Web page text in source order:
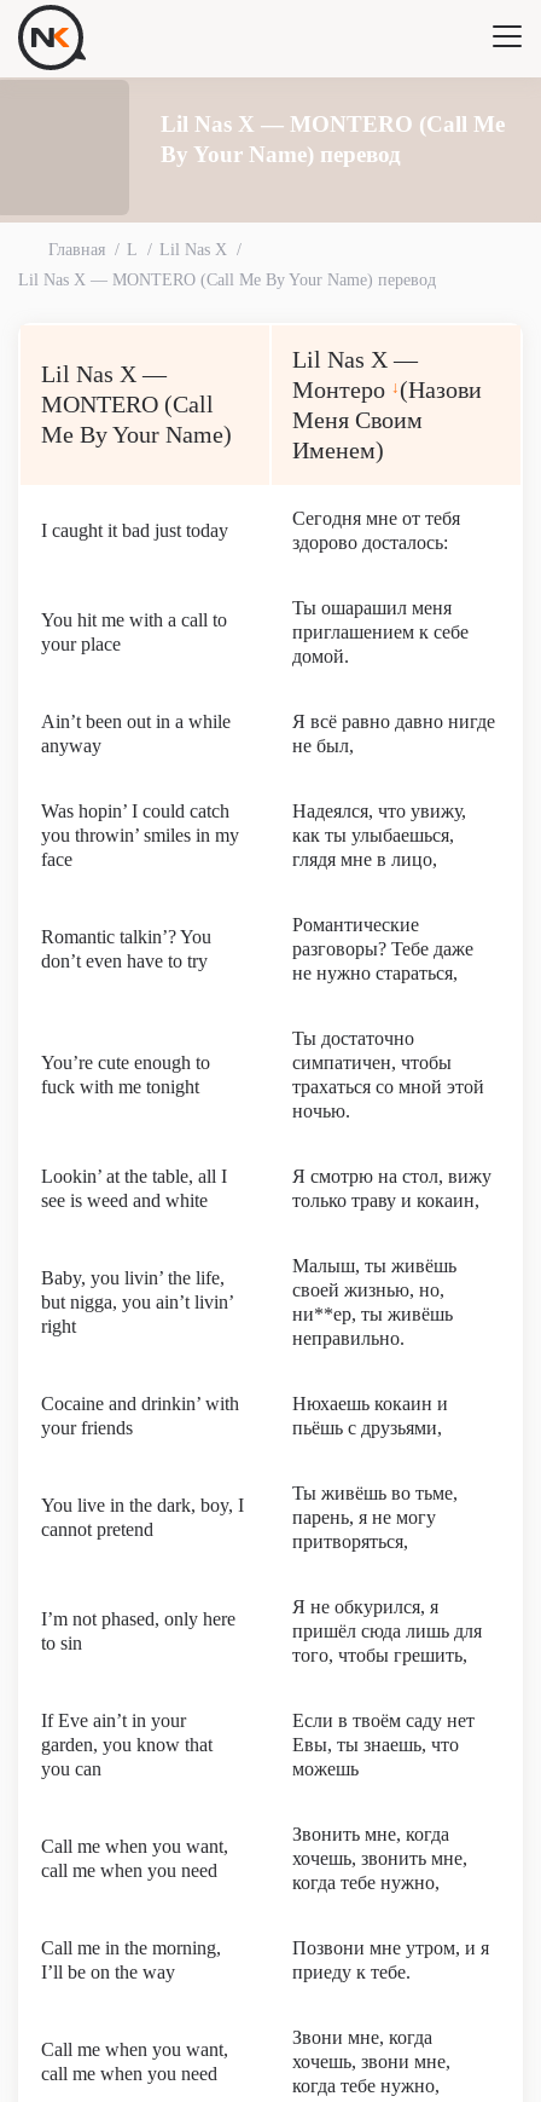
Lil Nas X — MONTERO (Call Me
By Your Name) перевод
Главная L
Lil Nas X
Lil Nas X — MONTERO (Call Me By Your Name) перевод
Lil Nas X —
MONTERO (Call
Me By Your Name)
Lil Nas X —
Монтеро ↓ (Назови
Меня Своим
Именем)
I caught it bad just today
Сегодня мне от тебя
здорово досталось:
You hit me with a call to
your place
Ты ошарашил меня
приглашением к себе
домой.
Ain’t been out in a while
anyway
Я всё равно давно нигде
не был,
Was hopin’ I could catch
you throwin’ smiles in my
face
Надеялся, что увижу,
как ты улыбаешься,
глядя мне в лицо,
Romantic talkin’? You
don’t even have to try
Романтические
разговоры? Тебе даже
не нужно стараться,
You’re cute enough to
fuck with me tonight
Ты достаточно
симпатичен, чтобы
трахаться со мной этой
ночью.
Lookin’ at the table, all I
see is weed and white
Я смотрю на стол, вижу
только траву и кокаин,
Baby, you livin’ the life,
but nigga, you ain’t livin’
right
Малыш, ты живёшь
своей жизнью, но,
ни**ер, ты живёшь
неправильно.
Cocaine and drinkin’ with
your friends
Нюхаешь кокаин и
пьёшь с друзьями,
You live in the dark, boy, I
cannot pretend
Ты живёшь во тьме,
парень, я не могу
притворяться,
I’m not phased, only here
to sin
Я не обкурился, я
пришёл сюда лишь для
того, чтобы грешить,
If Eve ain’t in your
garden, you know that
you can
Если в твоём саду нет
Евы, ты знаешь, что
можешь
Call me when you want,
call me when you need
Звонить мне, когда
хочешь, звонить мне,
когда тебе нужно,
Call me in the morning,
I’ll be on the way
Позвони мне утром, и я
приеду к тебе.
Call me when you want,
call me when you need
Звони мне, когда
хочешь, звони мне,
когда тебе нужно,